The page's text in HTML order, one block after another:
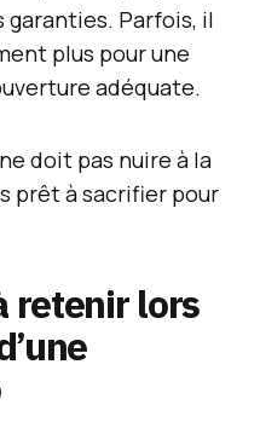
garanties. Parfois, il
plus pour une
adéquate.
doit pas nuire à la
prêt à sacrifier pour
retenir lors